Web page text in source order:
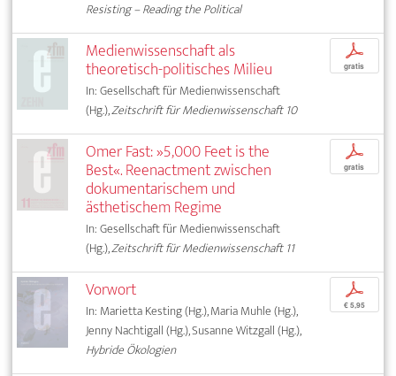
Resisting – Reading the Political
Medienwissenschaft als
theoretisch-politisches Milieu
In: Gesellschaft für Medienwissenschaft
(Hg.),Zeitschrift für Medienwissenschaft 10
p
gratis
Omer Fast: »5,000 Feet is the
Best«. Reenactment zwischen
dokumentarischem und
ästhetischem Regime
In: Gesellschaft für Medienwissenschaft
(Hg.),Zeitschrift für Medienwissenschaft 11
p
gratis
Vorwort
In: Marietta Kesting (Hg.), Maria Muhle (Hg.),
Jenny Nachtigall (Hg.), Susanne Witzgall (Hg.),
Hybride Ökologien
p
€ 5,95